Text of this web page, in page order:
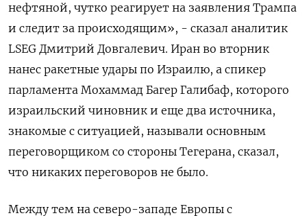
нефтяной, чутко реагирует на заявления Трампа
и следит за происходящим», - сказал аналитик
LSEG Дмитрий Довгалевич. Иран ​во вторник
нанес ​ракетные удары ‌по Израилю, а спикер
парламента Мохаммад Багер Галибаф, которого ​
израильский чиновник и еще два источника,
знакомые с ситуацией, называли основным
переговорщиком со стороны Тегерана, сказал,
что никаких переговоров не было.
Между тем на северо-западе Европы с